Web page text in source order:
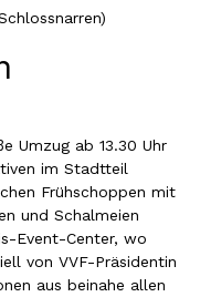
Umzug ab 13.30 Uhr
im Stadtteil
Frühschoppen mit
und Schalmeien
Event-Center, wo
von VVF-Präsidentin
aus beinahe allen